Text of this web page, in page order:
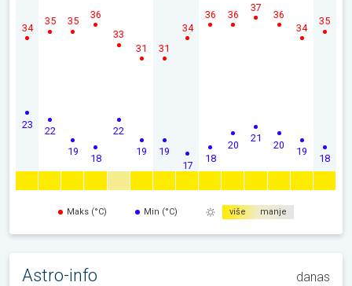
23
34
22
35
19
35
18
36
22
33
19
31
19
31
17
34
18
36
20
36
21
37
20
36
19
34
18
35
Maks (°C) Min (°C) više manje
Astro-info danas